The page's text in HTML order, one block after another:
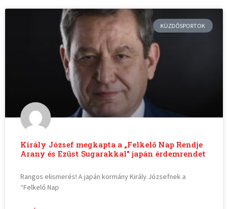
KÜZDŐSPORTOK
Király József megkapta a „Felkelő Nap Rendje
Arany és Ezüst Sugarakkal” japán érdemrendet
Rangos elismerés! A japán kormány Király Józsefnek a
“Felkelő Nap